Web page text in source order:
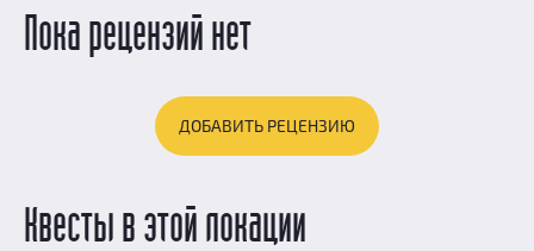
Пока рецензий нет
ДОБАВИТЬ РЕЦЕНЗИЮ
Квесты в этой локации